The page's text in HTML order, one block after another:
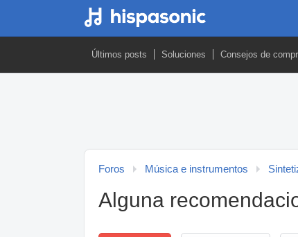
Últimos posts Soluciones Consejos de
Foros Música e instrumentos
Alguna